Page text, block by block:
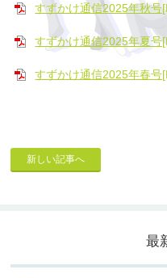
すずかけ通信2025年秋号
すずかけ通信2025年夏号
すずかけ通信2025年春号
新しい記事へ
最